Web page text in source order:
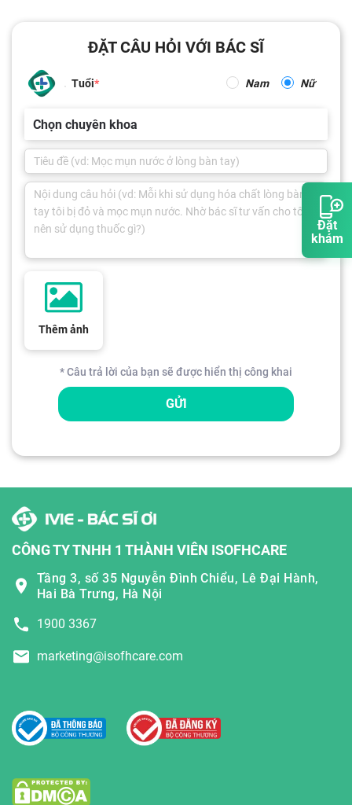
Đặt
khám
ĐẶT CÂU HỎI VỚI BÁC SĨ
Tuổi Nam Nữ
Chọn chuyên khoa
Thêm ảnh
* Câu trả lời của bạn sẽ được hiển thị công khai
GỬI
CÔNG TY TNHH 1 THÀNH VIÊN ISOFHCARE
Tầng 3, số 35 Nguyễn Đình Chiểu, Lê Đại Hành,
Hai Bà Trưng, Hà Nội
1900 3367
marketing@isofhcare.com